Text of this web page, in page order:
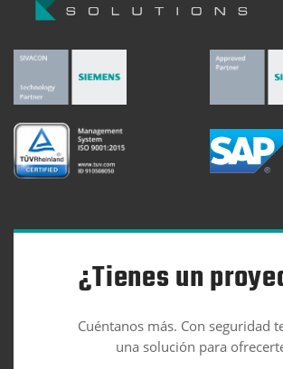
¿Tienes un
Cuéntanos más. Con seguridad
una solución para